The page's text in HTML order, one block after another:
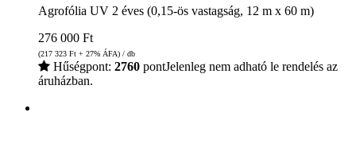
Agrofólia UV 2 éves (0,15-ös vastagság, 12 m x 60 m)
276 000 Ft
(217 323 Ft + 27% ÁFA) / db
Hűségpont: 2760 pontJelenleg nem adható le rendelés az
áruházban.